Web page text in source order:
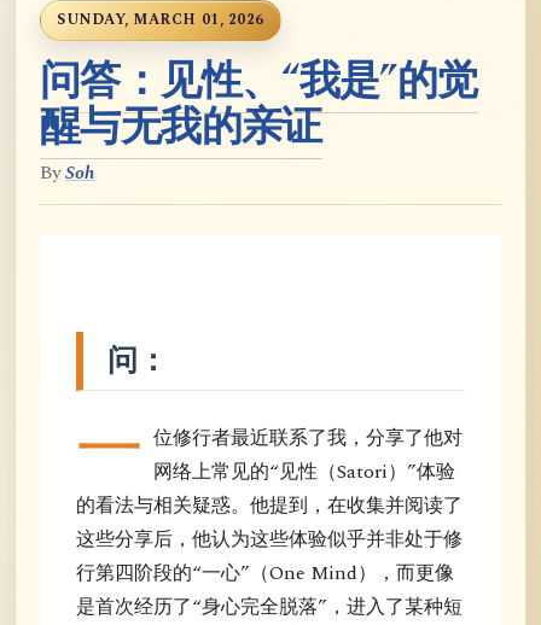
SUNDAY, MARCH 01, 2026
问答：见性、“我是”的觉
醒与无我的亲证
BySoh
问：
一 位修行者最近联系了我，分享了他对
网络上常见的“见性（Satori）”体验
的看法与相关疑惑。他提到，在收集并阅读了
这些分享后，他认为这些体验似乎并非处于修
行第四阶段的“一心”（One Mind），而更像
是首次经历了“身心完全脱落”，进入了某种短